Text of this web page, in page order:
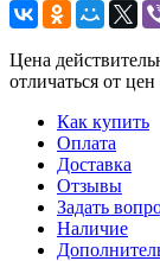
Цена
отличаться от
Как купить
Оплата
Доставка
Отзывы
Задать
Наличие